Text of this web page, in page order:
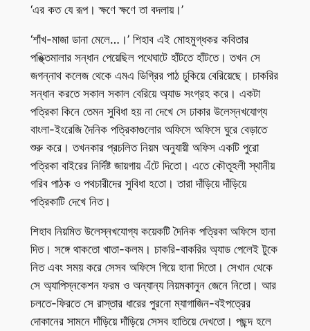
‘এর কত যে রূপ। ক্ষণে ক্ষণে তা বদলায়।’
‘শাঁখ-মাজা ডানা মেলে…।’ শিহাব এই মোহমুগ্ধকর কবিতার
পঙ্ক্তিমালার সন্ধান পেয়েছিল পথেঘাটে হাঁটতে হাঁটতে। তখন সে
জগন্নাথ কলেজ থেকে এমএ ডিগ্রির পাঠ চুকিয়ে বেরিয়েছে। চাকরির
সন্ধান করতে সকাল সকাল বেরিয়ে অ্যাড সংগ্রহ করে। একটা
পত্রিকা কিনে তেমন সুবিধা হয় না দেখে সে ঢাকার উলেস্নখযোগ্য
বাংলা-ইংরেজি দৈনিক পত্রিকাগুলোর অফিসে অফিসে ঘুরে বেড়াতে
শুরু করে। তখনকার প্রচলিত নিয়ম অনুযায়ী অফিস একটি পুরো
পত্রিকা বাইরের নির্দিষ্ট জায়গায় এঁটে দিতো। এতে কৌতূহলী স্থানীয়
গরিব পাঠক ও পথচারীদের সুবিধা হতো। তারা দাঁড়িয়ে দাঁড়িয়ে
পত্রিকাটি দেখে নিত।
শিহাব নিয়মিত উলেস্নখযোগ্য কয়েকটি দৈনিক পত্রিকা অফিসে হানা
দিত। সঙ্গে থাকতো খাতা-কলম। চাকরি-বাকরির অ্যাড পেলেই টুকে
নিত এবং সময় করে সেসব অফিসে গিয়ে হানা দিতো। সেখান থেকে
সে অ্যাপিস্নকেশন ফরম ও অন্যান্য নিয়মকানুন জেনে নিতো। আর
চলতে-ফিরতে সে রাস্তার ধারের পুরনো ম্যাগাজিন-বইপত্রের
দোকানের সামনে দাঁড়িয়ে দাঁড়িয়ে সেসব হাতিয়ে দেখতো। পছন্দ হলে